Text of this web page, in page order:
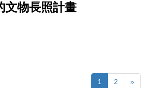
文物長照計畫
1 2 »